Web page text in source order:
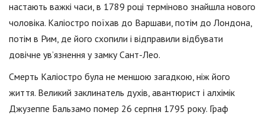
настають важкі часи, в 1789 році терміново знайшла нового
чоловіка. Каліостро поїхав до Варшави, потім до Лондона,
потім в Рим, де його схопили і відправили відбувати
довічне ув’язнення у замку Сант-Лео.
Смерть Каліостро була не меншою загадкою, ніж його
життя. Великий заклинатель духів, авантюрист і алхімік
Джузеппе Бальзамо помер 26 серпня 1795 року. Граф